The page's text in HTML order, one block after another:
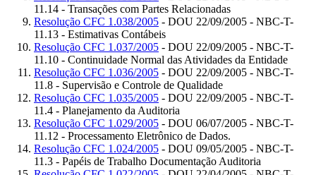
11.14 - Transações com Partes Relacionadas
Resolução CFC 1.038/2005 - DOU 22/09/2005 - NBC-T-
11.13 - Estimativas Contábeis
Resolução CFC 1.037/2005 - DOU 22/09/2005 - NBC-T-
11.10 - Continuidade Normal das Atividades da Entidade
Resolução CFC 1.036/2005 - DOU 22/09/2005 - NBC-T-
11.8 - Supervisão e Controle de Qualidade
Resolução CFC 1.035/2005 - DOU 22/09/2005 - NBC-T-
11.4 - Planejamento da Auditoria
Resolução CFC 1.029/2005 - DOU 06/07/2005 - NBC-T-
11.12 - Processamento Eletrônico de Dados.
Resolução CFC 1.024/2005 - DOU 09/05/2005 - NBC-T-
11.3 - Papéis de Trabalho Documentação Auditoria